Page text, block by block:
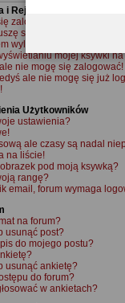
i Rejestracji
zalogować?
się rejestrować?
wylogowywany?
mojej ksywki
nie mogę się zalogować!
ale nie mogę się już
Użytkowników
ustawienia?
ale czasy są nadal
na liście!
pod moją ksywką?
rangę?
email, forum wymaga
na forum?
usunąć post?
do mojego postu?
usunąć ankietę?
do forum?
w ankietach?